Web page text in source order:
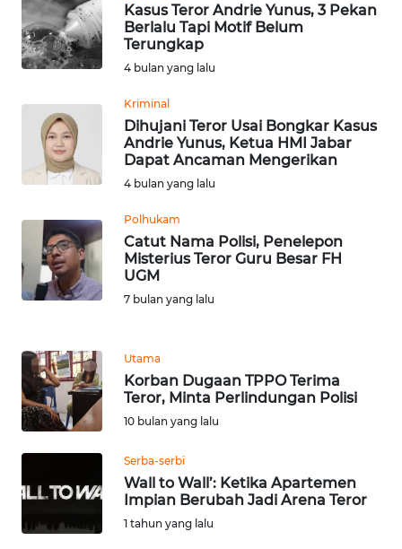
Kasus Teror Andrie Yunus, 3 Pekan
Berlalu Tapi Motif Belum
Terungkap
4 bulan yang lalu
Kriminal
Dihujani Teror Usai Bongkar Kasus
Andrie Yunus, Ketua HMI Jabar
Dapat Ancaman Mengerikan
4 bulan yang lalu
Polhukam
Catut Nama Polisi, Penelepon
Misterius Teror Guru Besar FH
UGM
7 bulan yang lalu
Utama
Korban Dugaan TPPO Terima
Teror, Minta Perlindungan Polisi
10 bulan yang lalu
Serba-serbi
Wall to Wall’: Ketika Apartemen
Impian Berubah Jadi Arena Teror
1 tahun yang lalu
INTERNASIONAL
PENDIDIKAN
OLAHRAGA
OPINI
EDITORIAL
INDEKS
BERITA
KONTAK
KAMI
INFO